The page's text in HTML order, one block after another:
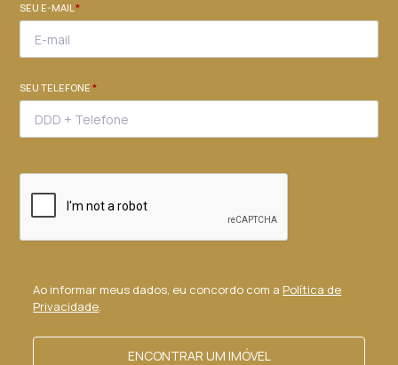
SEU E-MAIL*
SEU TELEFONE*
Ao informar meus dados, eu concordo com a Política de
Privacidade.
ENCONTRAR UM IMÓVEL